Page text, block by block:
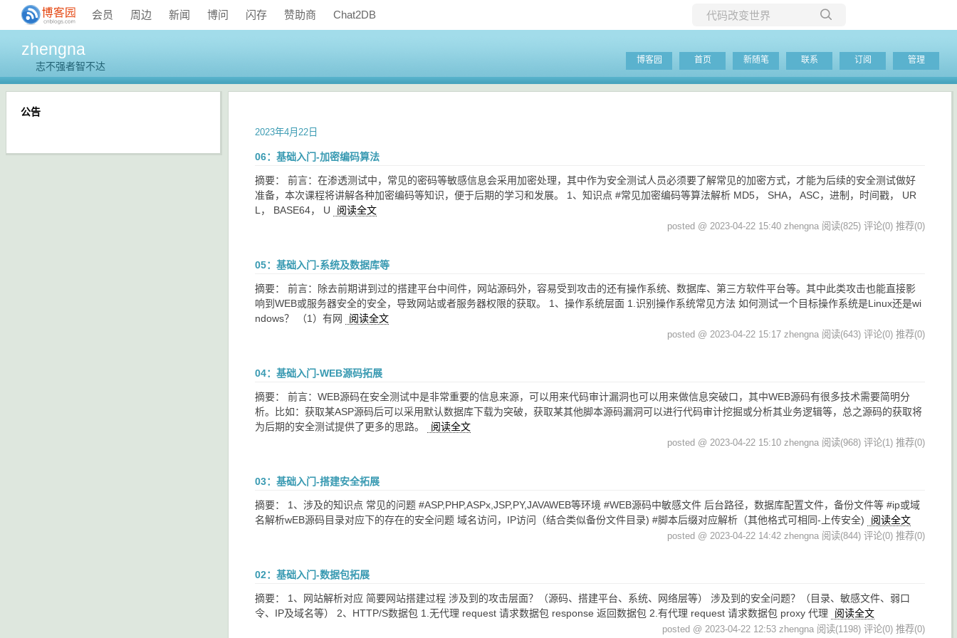
会员 周边 新闻 博问 闪存 赞助商 Chat2DB
当前博客
zhengna
志不强者智不达
博客园 首页 新随笔 联系 订阅 管理
2023年4月22日
06：基础入门-加密编码算法
摘要： 前言：在渗透测试中，常见的密码等敏感信息会采用加密处理，其中作为安全测试人员必须要了解常见的加密方式，才能为后续的安全测试做好
准备，本次课程将讲解各种加密编码等知识，便于后期的学习和发展。 1、知识点 #常见加密编码等算法解析 MD5， SHA， ASC，进制，时间戳， UR
L， BASE64， U
阅读全文
posted @ 2023-04-22 15:40 zhengna 阅读(825) 评论(0) 推荐(0)
05：基础入门-系统及数据库等
摘要： 前言：除去前期讲到过的搭建平台中间件，网站源码外，容易受到攻击的还有操作系统、数据库、第三方软件平台等。其中此类攻击也能直接影
响到WEB或服务器安全的安全，导致网站或者服务器权限的获取。 1、操作系统层面 1.识别操作系统常见方法 如何测试一个目标操作系统是Linux还是wi
ndows？ （1）有网
阅读全文
posted @ 2023-04-22 15:17 zhengna 阅读(643) 评论(0) 推荐(0)
04：基础入门-WEB源码拓展
摘要： 前言：WEB源码在安全测试中是非常重要的信息来源，可以用来代码审计漏洞也可以用来做信息突破口，其中WEB源码有很多技术需要简明分
析。比如：获取某ASP源码后可以采用默认数据库下载为突破，获取某其他脚本源码漏洞可以进行代码审计挖掘或分析其业务逻辑等，总之源码的获取将
为后期的安全测试提供了更多的思路。
阅读全文
posted @ 2023-04-22 15:10 zhengna 阅读(968) 评论(1) 推荐(0)
03：基础入门-搭建安全拓展
摘要： 1、涉及的知识点 常见的问题 #ASP,PHP,ASPx,JSP,PY,JAVAWEB等环境 #WEB源码中敏感文件 后台路径，数据库配置文件，备份文件等 #ip或域
名解析wEB源码目录对应下的存在的安全问题 域名访问，IP访问（结合类似备份文件目录) #脚本后缀对应解析（其他格式可相同-上传安全)
阅读全文
posted @ 2023-04-22 14:42 zhengna 阅读(844) 评论(0) 推荐(0)
02：基础入门-数据包拓展
摘要： 1、网站解析对应 简要网站搭建过程 涉及到的攻击层面？（源码、搭建平台、系统、网络层等） 涉及到的安全问题？（目录、敏感文件、弱口
令、IP及域名等） 2、HTTP/S数据包 1.无代理 request 请求数据包 response 返回数据包 2.有代理 request 请求数据包 proxy 代理
阅读全文
posted @ 2023-04-22 12:53 zhengna 阅读(1198) 评论(0) 推荐(0)
公告